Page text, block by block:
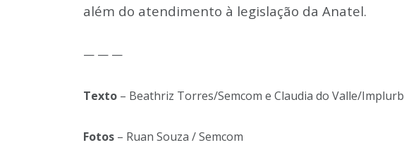
além do atendimento à legislação da Anatel.
— — —
Texto – Beathriz Torres/Semcom e Claudia do Valle/Implurb
Fotos – Ruan Souza / Semcom